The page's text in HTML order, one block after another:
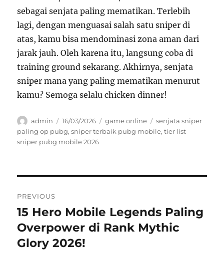
sebagai senjata paling mematikan. Terlebih
lagi, dengan menguasai salah satu sniper di
atas, kamu bisa mendominasi zona aman dari
jarak jauh. Oleh karena itu, langsung coba di
training ground sekarang. Akhirnya, senjata
sniper mana yang paling mematikan menurut
kamu? Semoga selalu chicken dinner!
Author
admin
Posted
on
16/03/2026 Categories
game online Tags
senjata sniper
paling op pubg,sniper terbaik pubg mobile,tier list
sniper pubg mobile 2026
pos
PREVIOUS
Previous
post:
15 Hero Mobile Legends Paling
Overpower di Rank Mythic
Glory 2026!